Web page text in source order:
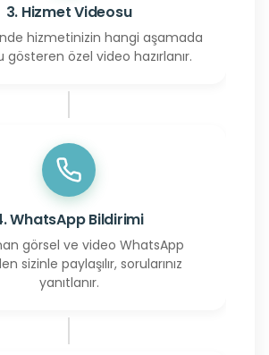
3. Hizmet Videosu
hizmetinizin hangi aşamada
gösteren özel video hazırlanır.
WhatsApp Bildirimi
görsel ve video WhatsApp
sizinle paylaşılır, sorularınız
yanıtlanır.